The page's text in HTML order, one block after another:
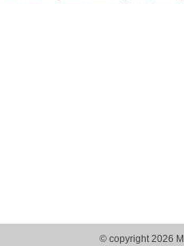
© copyright 2026